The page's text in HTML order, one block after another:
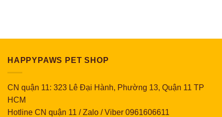
HAPPYPAWS PET SHOP
CN quận 11: 323 Lê Đại Hành, Phường 13, Quận 11 TP
HCM
Hotline CN quận 11 / Zalo / Viber 0961606611